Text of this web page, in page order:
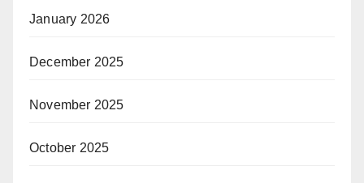
January 2026
December 2025
November 2025
October 2025